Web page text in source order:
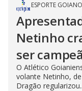
ESPORTE GOIANO
Netinho
ser
O Atlético
volante Netinho,
Dragão